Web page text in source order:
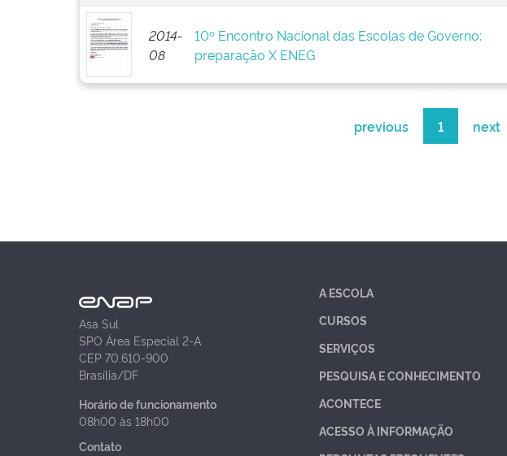
2014-
08
10º Encontro Nacional das Escolas de Governo:
preparação X ENEG
previous 1 next
Asa Sul
SPO Área Especial 2-A
CEP 70.610-900
Brasília/DF
Horário de funcionamento
08h00 às 18h00
Contato
A ESCOLA
CURSOS
SERVIÇOS
PESQUISA E CONHECIMENTO
ACONTECE
ACESSO À INFORMAÇÃO